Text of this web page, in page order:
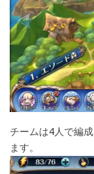
チームは4人で編
ます。